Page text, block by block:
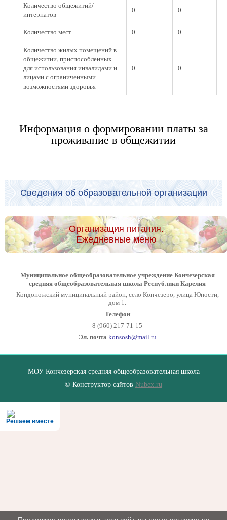
Количество общежитий/
интернатов
0 0
Количество мест 0
0
Количество жилых помещений в
общежитии, приспособленных
для использования инвалидами и
лицами с ограниченными
возможностями здоровья
0 0
Информация о формировании платы за
проживание в общежитии
Сведения об образовательной организации
Организация питания.
Ежедневные меню
Муниципальное общеобразовательное учреждение Кончезерская
средняя общеобразовательная школа Республики Карелия
Кондопожский муниципальный район, село Кончезеро, улица Юности,
дом 1.
Телефон
8 (960) 217-71-15
Эл. почта konsosh@mail.ru
МОУ Кончезерская средняя общеобразовательная школа
© Конструктор сайтов Nubex.ru
Решаем вместе